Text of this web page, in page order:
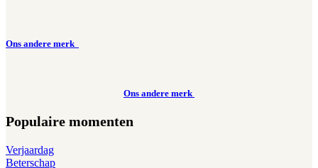
Ons andere merk
Ons andere merk
Populaire momenten
Verjaardag
Beterschap